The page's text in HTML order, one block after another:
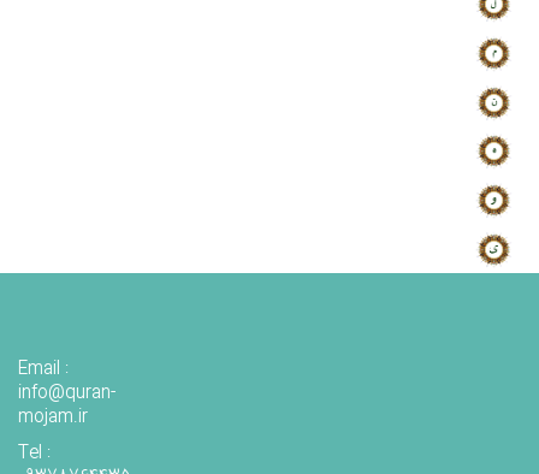
Email :
info@quran-
mojam.ir
Tel :